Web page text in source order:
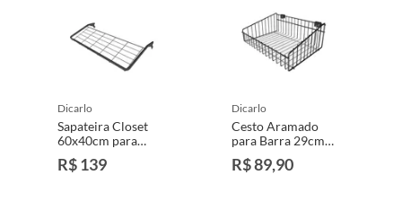
dicarlo
Sapateira Closet
60x40cm para
Trilho Preto
R$ 139
dicarlo
Cesto Aramado
para Barra 29cm
com Chapa em
Polipropileno
R$ 89,90